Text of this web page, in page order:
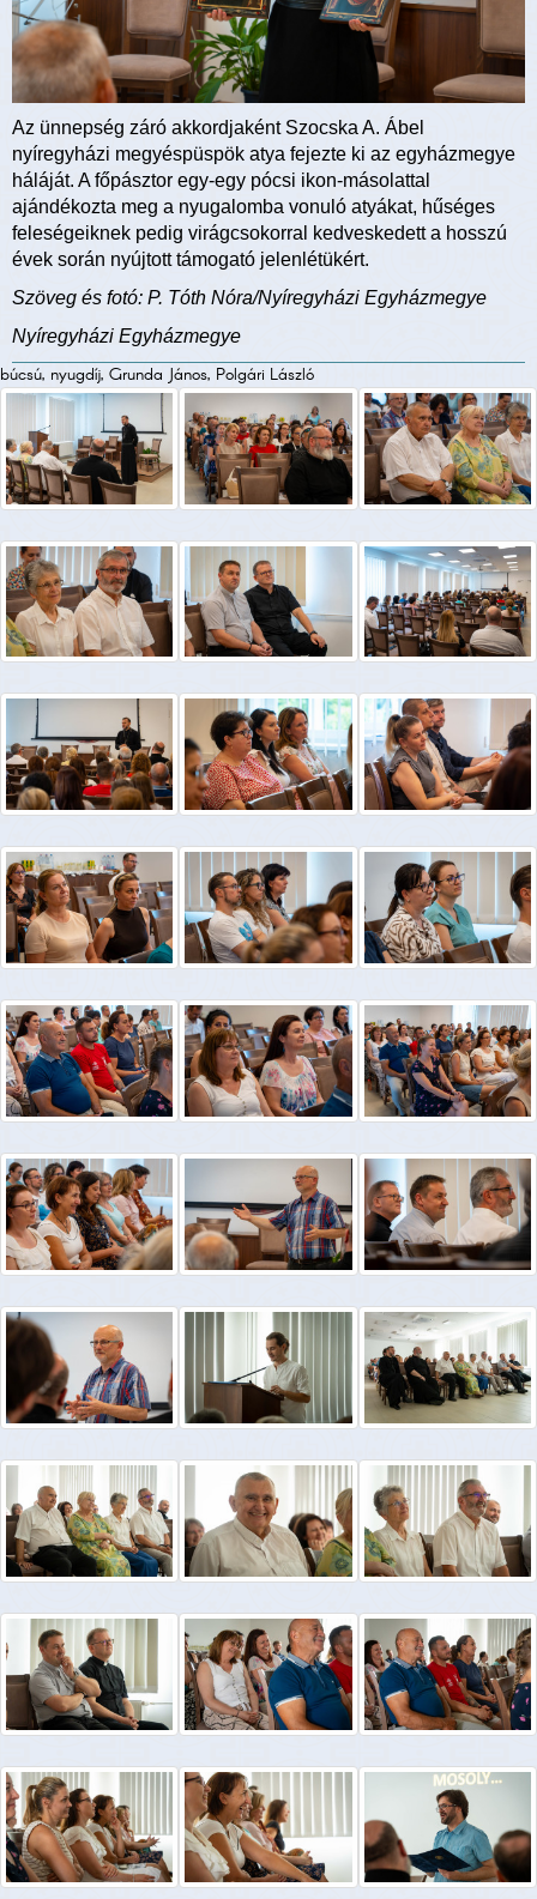
Az ünnepség záró akkordjaként Szocska A. Ábel
nyíregyházi megyéspüspök atya fejezte ki az egyházmegye
háláját. A főpásztor egy-egy pócsi ikon-másolattal
ajándékozta meg a nyugalomba vonuló atyákat, hűséges
feleségeiknek pedig virágcsokorral kedveskedett a hosszú
évek során nyújtott támogató jelenlétükért.
Szöveg és fotó: P. Tóth Nóra/Nyíregyházi Egyházmegye
Nyíregyházi Egyházmegye
búcsú, nyugdíj, Grunda János, Polgári László